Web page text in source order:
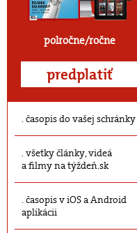
polročne/ročne
predplatiť
časopis do vašej schránky
všetky články, videá
a filmy na týždeň.sk
časopis v iOS a Android
aplikácii